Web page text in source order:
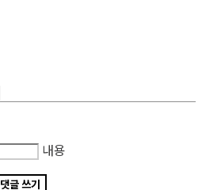
내용
댓글 쓰기